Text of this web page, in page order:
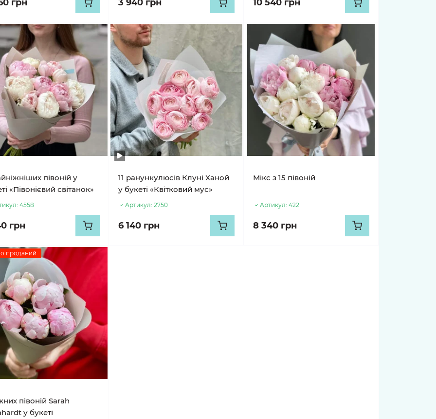
грн 3 940 грн 10 540 грн
півоній у
«Півонієвий світанок»
4558
грн
11 ранункулюсів Клуні Ханой
у букеті «Квітковий мус»
Артикул: 2750
6 140 грн
Мікс з 15 півоній
Артикул: 422
8 340 грн
проданий
півоній Sarah
у букеті